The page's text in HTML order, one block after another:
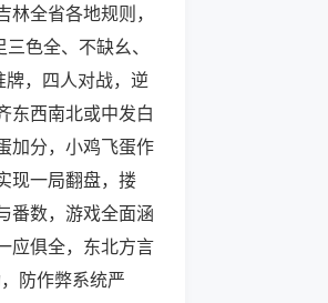
全省各地规则，
色全、不缺幺、
，四人对战，逆
东西南北或中发白
加分，小鸡飞蛋作
现一局翻盘，搂
番数，游戏全面涵
应俱全，东北方言
防作弊系统严